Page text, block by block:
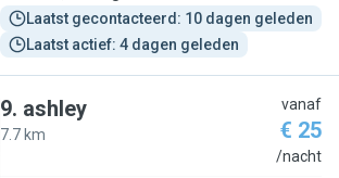
Laatst gecontacteerd: 10 dagen geleden
Laatst actief: 4 dagen geleden
9. ashley
7.7 km
vanaf
€ 25
/nacht